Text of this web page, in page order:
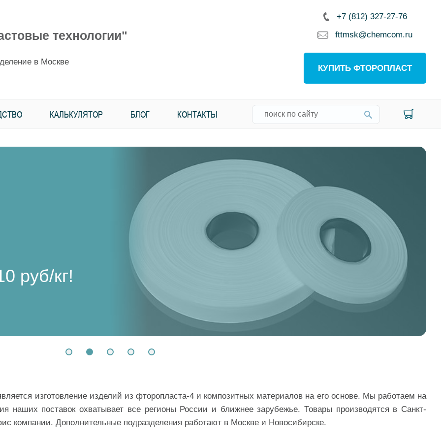
технологии"
в Москве
+7 (812) 327-27-76
fttmsk@chemcom.ru
КУПИТЬ ФТОРОПЛАСТ
КАЛЬКУЛЯТОР БЛОГ КОНТАКТЫ
руб/кг!
НДС!
сейчас –
НДС!
–
изготовление изделий из фторопласта-4 и композитных материалов на его основе. Мы работаем на
наших поставок охватывает все регионы России и ближнее зарубежье. Товары производятся в Санкт-
компании. Дополнительные подразделения работают в Москве и Новосибирске.